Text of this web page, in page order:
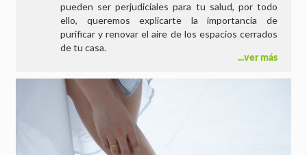
pueden ser perjudiciales para tu salud, por todo
ello, queremos explicarte la importancia de
purificar y renovar el aire de los espacios cerrados
de tu casa.
ver más